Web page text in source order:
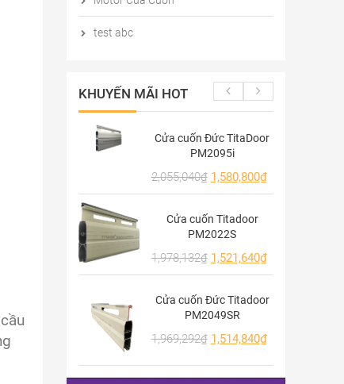
test abc
KHUYẾN MÃI HOT
Cửa cuốn Đức TitaDoor
PM2095i
2,055,040₫ 1,580,800₫
Cửa cuốn Titadoor
PM2022S
1,978,132₫ 1,521,640₫
Cửa cuốn Đức Titadoor
PM2049SR
1,969,292₫ 1,514,840₫